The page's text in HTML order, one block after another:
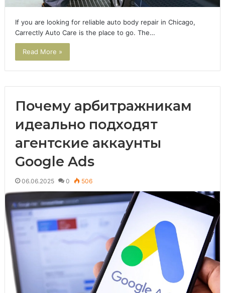
If you are looking for reliable auto body repair in Chicago,
Carrectly Auto Care is the place to go. The…
Read More »
Почему арбитражникам
идеально подходят
агентские аккаунты
Google Ads
06.06.2025 0 506